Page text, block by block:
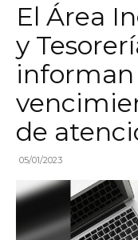
El Área
y
informan
de
05/01/2023